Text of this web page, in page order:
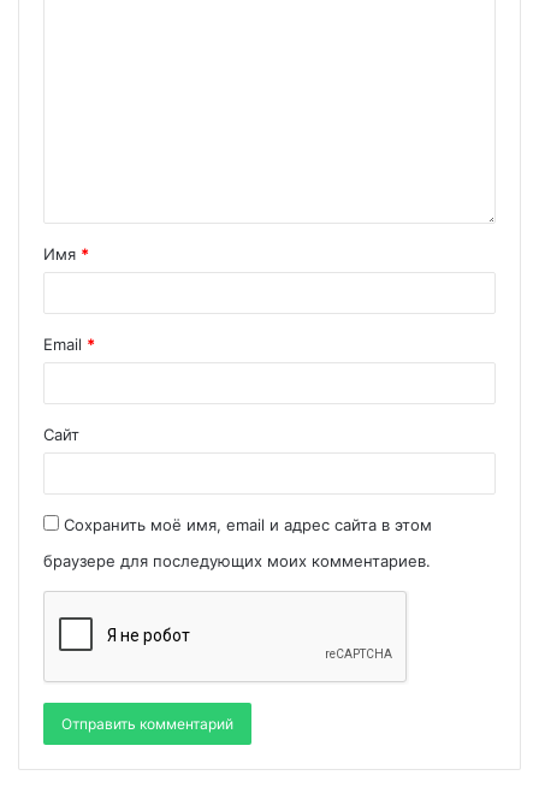
Имя *
Email *
Сайт
Сохранить моё имя, email и адрес сайта в этом
браузере для последующих моих комментариев.